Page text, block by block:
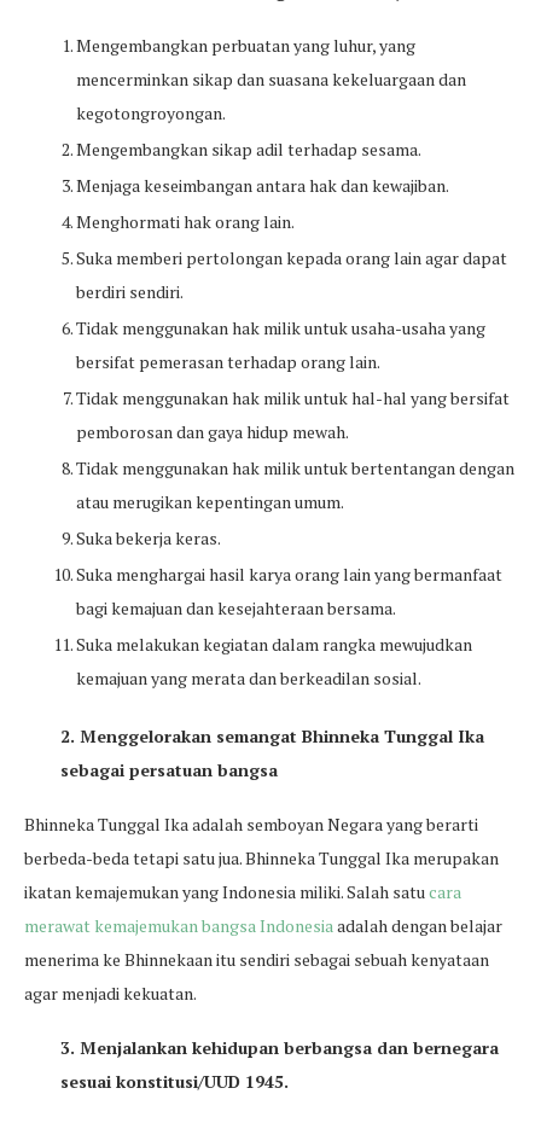
Mengembangkan perbuatan yang luhur, yang
mencerminkan sikap dan suasana kekeluargaan dan
kegotongroyongan.
Mengembangkan sikap adil terhadap sesama.
Menjaga keseimbangan antara hak dan kewajiban.
Menghormati hak orang lain.
Suka memberi pertolongan kepada orang lain agar dapat
berdiri sendiri.
Tidak menggunakan hak milik untuk usaha-usaha yang
bersifat pemerasan terhadap orang lain.
Tidak menggunakan hak milik untuk hal-hal yang bersifat
pemborosan dan gaya hidup mewah.
Tidak menggunakan hak milik untuk bertentangan dengan
atau merugikan kepentingan umum.
Suka bekerja keras.
Suka menghargai hasil karya orang lain yang bermanfaat
bagi kemajuan dan kesejahteraan bersama.
Suka melakukan kegiatan dalam rangka mewujudkan
kemajuan yang merata dan berkeadilan sosial.
2. Menggelorakan semangat Bhinneka Tunggal Ika
sebagai persatuan bangsa
Bhinneka Tunggal Ika adalah semboyan Negara yang berarti
berbeda-beda tetapi satu jua. Bhinneka Tunggal Ika merupakan
ikatan kemajemukan yang Indonesia miliki. Salah satucara
merawat kemajemukan bangsa Indonesiaadalah dengan belajar
menerima ke Bhinnekaan itu sendiri sebagai sebuah kenyataan
agar menjadi kekuatan.
3. Menjalankan kehidupan berbangsa dan bernegara
sesuai konstitusi/UUD 1945.